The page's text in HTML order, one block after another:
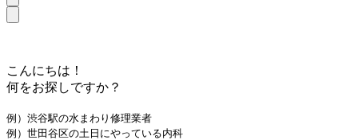
こんにちは！
何をお探しですか？
例）渋谷駅の水まわり修理業者
例）世田谷区の土日にやっている内科